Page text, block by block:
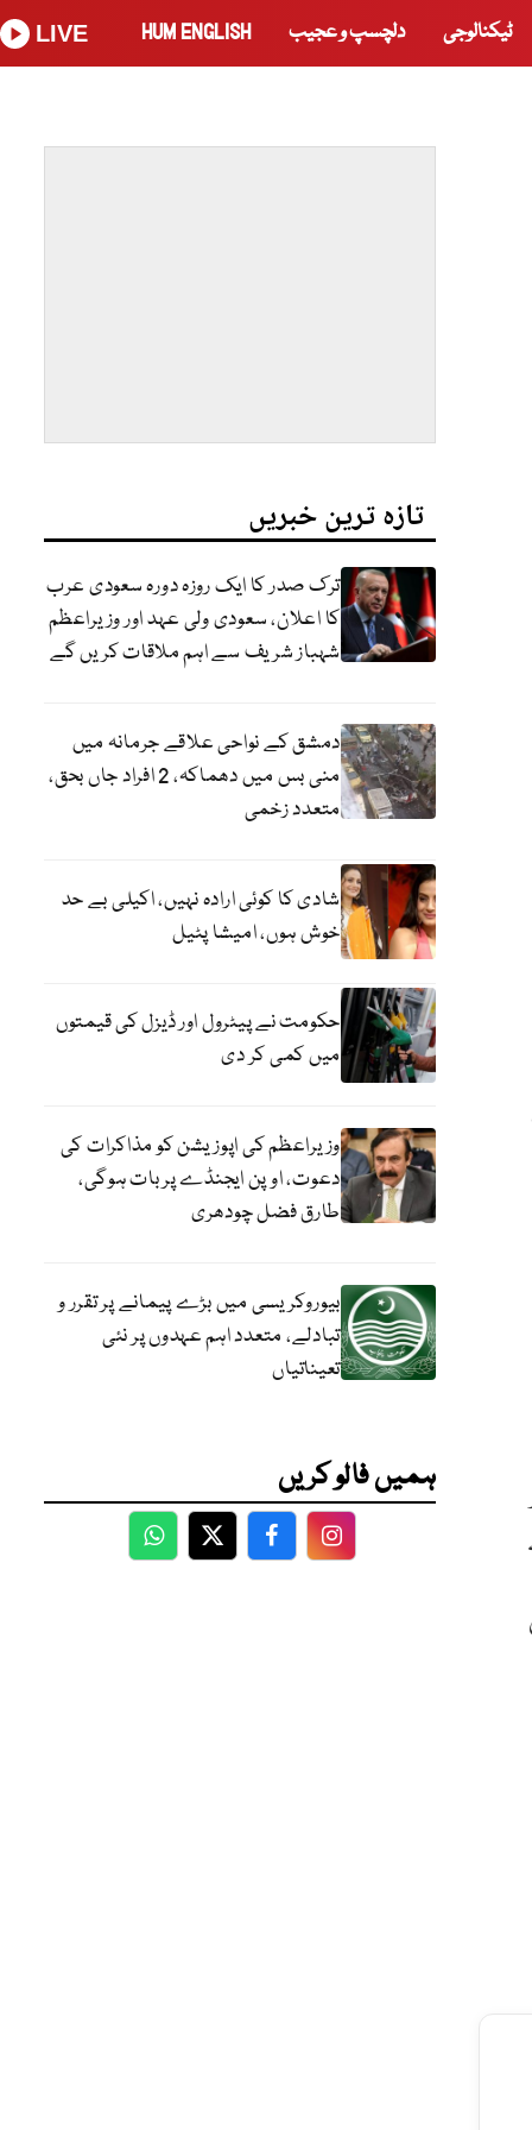
ٹیکنالوجی دلچسپ و عجیب HUM ENGLISH
LIVE
تازہ ترین خبریں
ترک صدر کا ایک روزہ دورہ سعودی عرب
کا اعلان، سعودی ولی عہد اور وزیراعظم
شہباز شریف سے اہم ملاقات کریں گے
دمشق کے نواحی علاقے جرمانہ میں
منی بس میں دھماکہ، 2 افراد جاں بحق،
متعدد زخمی
شادی کا کوئی ارادہ نہیں، اکیلی بے حد
خوش ہوں، امیشا پٹیل
حکومت نے پیٹرول اور ڈیزل کی قیمتوں
میں کمی کر دی
وزیراعظم کی اپوزیشن کو مذاکرات کی
دعوت، اوپن ایجنڈے پر بات ہوگی،
طارق فضل چودھری
بیوروکریسی میں بڑے پیمانے پر تقرر و
تبادلے، متعدد اہم عہدوں پر نئی
تعیناتیاں
ہمیں فالو کریں
WhatsApp
TwitterFacebookFacebook